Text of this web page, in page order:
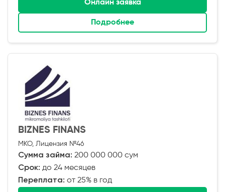
Онлайн заявка
Подробнее
BIZNES FINANS
МКО, Лицензия №46
Сумма займа: 200 000 000 сум
Срок: до 24 месяцев
Переплата: от 25% в год